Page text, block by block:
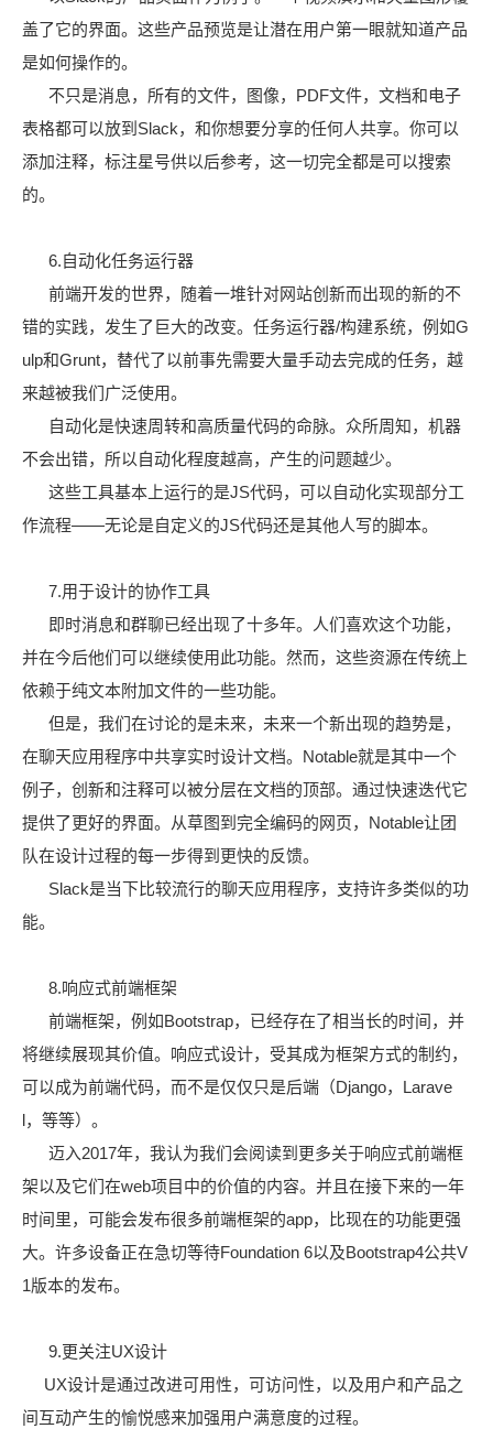
盖了它的界面。这些产品预览是让潜在用户第一眼就知道产品
是如何操作的。
不只是消息，所有的文件，图像，PDF文件，文档和电子
表格都可以放到Slack，和你想要分享的任何人共享。你可以
添加注释，标注星号供以后参考，这一切完全都是可以搜索
的。
6.自动化任务运行器
前端开发的世界，随着一堆针对网站创新而出现的新的不
错的实践，发生了巨大的改变。任务运行器/构建系统，例如G
ulp和Grunt，替代了以前事先需要大量手动去完成的任务，越
来越被我们广泛使用。
自动化是快速周转和高质量代码的命脉。众所周知，机器
不会出错，所以自动化程度越高，产生的问题越少。
这些工具基本上运行的是JS代码，可以自动化实现部分工
作流程——无论是自定义的JS代码还是其他人写的脚本。
7.用于设计的协作工具
即时消息和群聊已经出现了十多年。人们喜欢这个功能，
并在今后他们可以继续使用此功能。然而，这些资源在传统上
依赖于纯文本附加文件的一些功能。
但是，我们在讨论的是未来，未来一个新出现的趋势是，
在聊天应用程序中共享实时设计文档。Notable就是其中一个
例子，创新和注释可以被分层在文档的顶部。通过快速迭代它
提供了更好的界面。从草图到完全编码的网页，Notable让团
队在设计过程的每一步得到更快的反馈。
Slack是当下比较流行的聊天应用程序，支持许多类似的功
能。
8.响应式前端框架
前端框架，例如Bootstrap，已经存在了相当长的时间，并
将继续展现其价值。响应式设计，受其成为框架方式的制约，
可以成为前端代码，而不是仅仅只是后端（Django，Larave
l，等等）。
迈入2017年，我认为我们会阅读到更多关于响应式前端框
架以及它们在web项目中的价值的内容。并且在接下来的一年
时间里，可能会发布很多前端框架的app，比现在的功能更强
大。许多设备正在急切等待Foundation 6以及Bootstrap4公共V
1版本的发布。
9.更关注UX设计
UX设计是通过改进可用性，可访问性，以及用户和产品之
间互动产生的愉悦感来加强用户满意度的过程。